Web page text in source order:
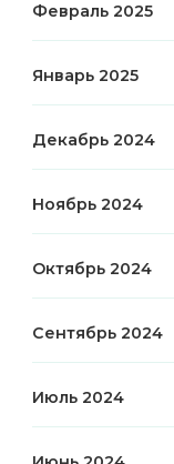
Февраль 2025
Январь 2025
Декабрь 2024
Ноябрь 2024
Октябрь 2024
Сентябрь 2024
Июль 2024